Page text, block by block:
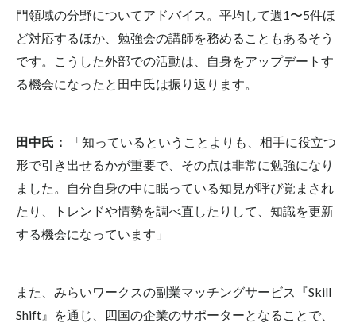
門領域の分野についてアドバイス。平均して週1〜5件ほ
ど対応するほか、勉強会の講師を務めることもあるそう
です。こうした外部での活動は、自身をアップデートす
る機会になったと田中氏は振り返ります。
田中氏：
「知っているということよりも、相手に役立つ
形で引き出せるかが重要で、その点は非常に勉強になり
ました。自分自身の中に眠っている知見が呼び覚まされ
たり、トレンドや情勢を調べ直したりして、知識を更新
する機会になっています」
また、みらいワークスの副業マッチングサービス『Skill
Shift』を通じ、四国の企業のサポーターとなることで、